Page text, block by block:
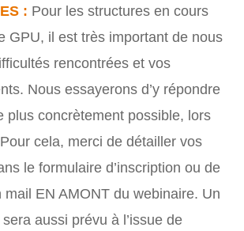
: Pour les structures en cours
GPU, il est très important de nous
rencontrées et vos
Nous essayerons d’y répondre
plus concrètement possible, lors
cela, merci de détailler vos
le formulaire d’inscription ou de
mail EN AMONT du webinaire. Un
aussi prévu à l’issue de